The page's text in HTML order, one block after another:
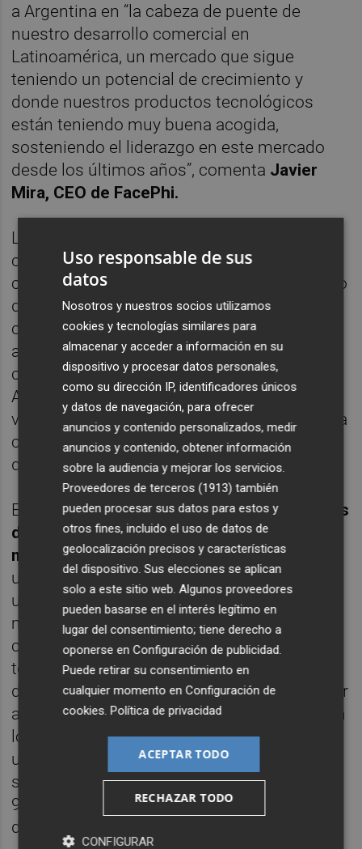
a Argentina en “la cabeza de puente de
nuestro desarrollo comercial en
Latinoamérica, un mercado que sigue
teniendo un potencial de crecimiento y
donde nuestros productos tecnológicos
están teniendo muy buena acogida,
sosteniendo el liderazgo en este mercado
desde los últimos años”, comenta Javier
Mira, CEO de FacePhi.
La tecnología del producto SelphID, que
comenzará a utilizar Banco del Sol, permite
contratar una cuenta o un producto bancario
desde cualquier lugar, simplemente
capturando el documento de identidad por
ambas caras y tomándose un selfie que se
compara con la fotografía del documento.
Así, el sistema de reconocimiento facial
verifica al usuario y éste puede aperturar una
cuenta bancaria sin la necesidad de tener
que acudir a una sucursal.
En estos momentos,FacePhi opera con más
de 30 entidades financieras de todo el
mundo. Sus sistemas de seguridad son
utilizados por más de seis millones de
usuarios y gracias a ellos se han realizado
más de 500 millones de autenticaciones al
cierre de 2018. Como ventaja competitiva, la
tecnología de la empresa reside en el
desarrollo del producto, que se puede aplicar
a cualquier sistema operativo y se integra en
los servicios de las entidades bancarias en
un tiempo récord. La eficiencia de sus
sistemas registra tasas de acierto del
99,998%, lo que se traduce en un 0% en tasa
de fraude.
Uso responsable de sus
datos
Nosotros y nuestros socios utilizamos
cookies y tecnologías similares para
almacenar y acceder a información en su
dispositivo y procesar datos personales,
como su dirección IP, identificadores únicos
y datos de navegación, para ofrecer
anuncios y contenido personalizados, medir
anuncios y contenido, obtener información
sobre la audiencia y mejorar los servicios.
Proveedores de terceros (1913) también
pueden procesar sus datos para estos y
otros fines, incluido el uso de datos de
geolocalización precisos y características
del dispositivo. Sus elecciones se aplican
solo a este sitio web. Algunos proveedores
pueden basarse en el interés legítimo en
lugar del consentimiento; tiene derecho a
oponerse enConfiguración de publicidad
Puede retirar su consentimiento en
cualquier momento enConfiguración de
cookies .Política de privacidad
ACEPTAR TODO
RECHAZAR TODO
CONFIGURAR